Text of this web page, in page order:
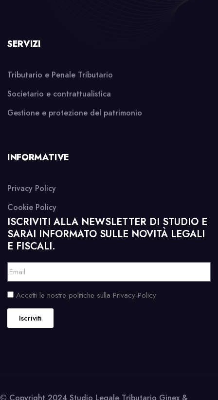
SERVIZI
Tributario e Penale Tributario
Societario e contrattualistica
Gestione e protezione del patrimonio
INFORMATIVE
Privacy Policy
Cookie Policy
ISCRIVITI ALLA NEWSLETTER DI STUDIO E
SARAI INFORMATO SULLE NOVITÀ LEGALI
E FISCALI.
Accetti le nostre politiche sulla Privacy Policy
Iscriviti